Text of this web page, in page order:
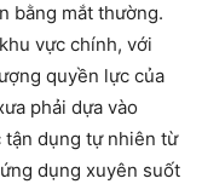
bằng mắt thường.
vực chính, với
quyền lực của
phải dựa vào
dụng tự nhiên từ
dụng xuyên suốt